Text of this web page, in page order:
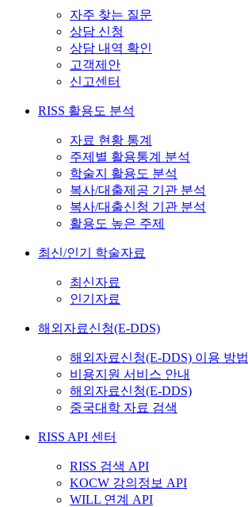
자주 찾는 질문
상담 신청
상담 내역 확인
고객제안
신고센터
RISS 활용도 분석
자료 현황 통계
주제별 활용통계 분석
학술지 활용도 분석
복사/대출제공 기관 분석
복사/대출신청 기관 분석
활용도 높은 주제
최신/인기 학술자료
최신자료
인기자료
해외자료신청(E-DDS)
해외자료신청(E-DDS) 이용 방법
비용지원 서비스 안내
해외자료신청(E-DDS)
중국대학 자료 검색
RISS API 센터
RISS 검색 API
KOCW 강의정보 API
WILL 연계 API